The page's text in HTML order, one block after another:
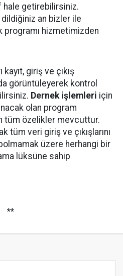
hale getirebilirsiniz.
an bizler ile
hizmetimizden
kayıt, giriş ve çıkış
görüntüleyerek kontrol
Dernek işlemleri için
olan program
tüm özelikler mevcuttur.
tüm veri giriş ve çıkışlarını
üzere herhangi bir
lüksüne sahip
**